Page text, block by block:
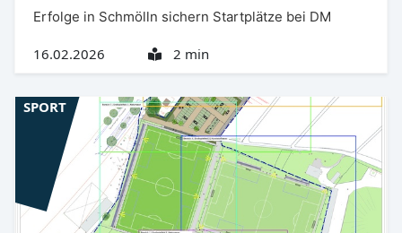
Erfolge in Schmölln sichern Startplätze bei DM
16.02.2026 2 min
SPORT